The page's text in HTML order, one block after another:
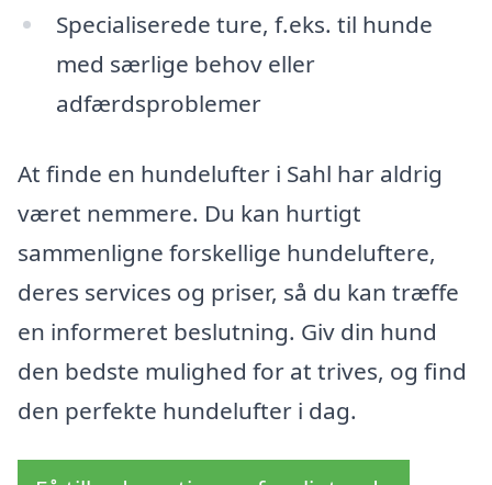
Specialiserede ture, f.eks. til hunde
med særlige behov eller
adfærdsproblemer
At finde en hundelufter i Sahl har aldrig
været nemmere. Du kan hurtigt
sammenligne forskellige hundeluftere,
deres services og priser, så du kan træffe
en informeret beslutning. Giv din hund
den bedste mulighed for at trives, og find
den perfekte hundelufter i dag.